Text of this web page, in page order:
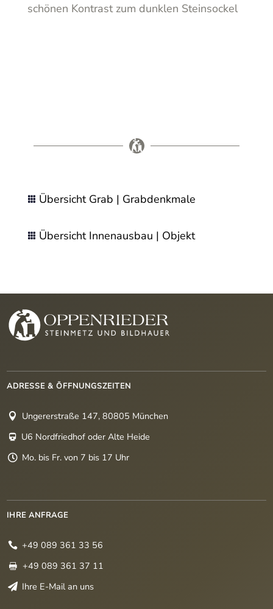
schönen Kontrast zum dunklen Steinsockel
 Übersicht Grab | Grabdenkmale
 Übersicht Innenausbau | Objekt
ADRESSE & ÖFFNUNGSZEITEN
 Ungererstraße 147, 80805 München
 U6 Nordfriedhof oder Alte Heide
 Mo. bis Fr. von 7 bis 17 Uhr
IHRE ANFRAGE
 +49 089 361 33 56
 +49 089 361 37 11
 Ihre E-Mail an uns